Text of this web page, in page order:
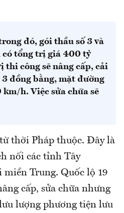
đó, gói thầu số 3 và
có tổng trị giá 400 tỷ
thi công sẽ nâng cấp, cải
đồng bằng, mặt đường
km/h. Việc sửa chữa sẽ
thời Pháp thuộc. Đây là
nối các tỉnh Tây
miền Trung. Quốc lộ 19
cấp, sửa chữa nhưng
lượng phương tiện lưu